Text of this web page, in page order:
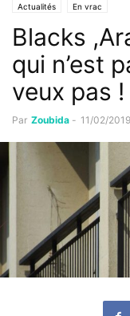
Actualités En vrac
Blacks
qui n’est
veux pas !
Par Zoubida - 11/02/2019